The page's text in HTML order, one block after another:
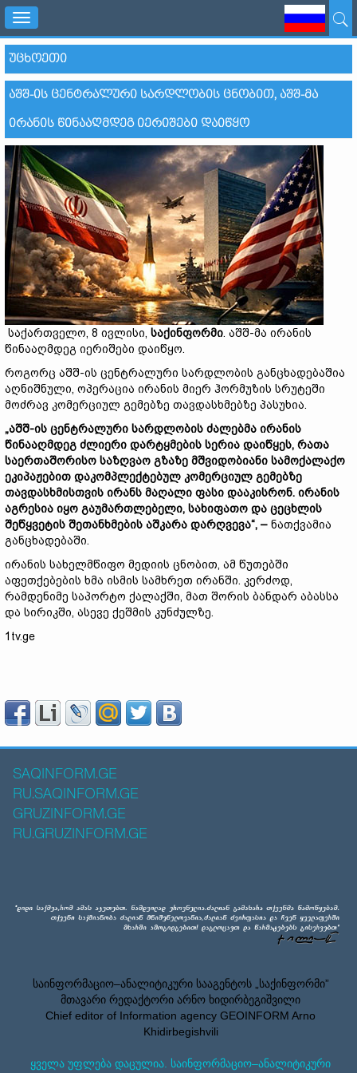
Toggle
navigation
ᲣᲪᲮᲝᲔᲗᲘ
ᲐᲨᲨ-ᲘᲡ ᲪᲔᲜᲢᲠᲐᲚᲣᲠᲘ ᲡᲐᲠᲓᲚᲝᲑᲘᲡ ᲪᲜᲝᲑᲘᲗ, ᲐᲨᲨ-ᲛᲐ
ᲘᲠᲐᲜᲘᲡ ᲬᲘᲜᲐᲐᲦᲛᲓᲔᲒ ᲘᲔᲠᲘᲨᲔᲑᲘ ᲓᲐᲘᲬᲧᲝ
საქართველო, 8 ივლისი, საქინფორმი. აშშ-მა ირანის
წინააღმდეგ იერიშები დაიწყო.
როგორც აშშ-ის ცენტრალური სარდლობის განცხადებაშია
აღნიშნული, ოპერაცია ირანის მიერ ჰორმუზის სრუტეში
მოძრავ კომერციულ გემებზე თავდასხმებზე პასუხია.
„აშშ-ის ცენტრალური სარდლობის ძალებმა ირანის
წინააღმდეგ ძლიერი დარტყმების სერია დაიწყეს, რათა
საერთაშორისო საზღვაო გზაზე მშვიდობიანი სამოქალაქო
ეკიპაჟებით დაკომპლექტებულ კომერციულ გემებზე
თავდასხმისთვის ირანს მაღალი ფასი დააკისრონ. ირანის
აგრესია იყო გაუმართლებელი, სახიფათო და ცეცხლის
შეწყვეტის შეთანხმების აშკარა დარღვევა“, – ნათქვამია
განცხადებაში.
ირანის სახელმწიფო მედიის ცნობით, ამ წუთებში
აფეთქებების ხმა ისმის სამხრეთ ირანში. კერძოდ,
რამდენიმე საპორტო ქალაქში, მათ შორის ბანდარ აბასსა
და სირიკში, ასევე ქეშმის კუნძულზე.
1tv.ge
SAQINFORM.GE
RU.SAQINFORM.GE
GRUZINFORM.GE
RU.GRUZINFORM.GE
საინფორმაციო–ანალიტიკური სააგენტოს „საქინფორმი”
მთავარი რედაქტორი არნო ხიდირბეგიშვილი
Chief editor of Information agency GEOINFORM Arno
Khidirbegishvili
ყველა უფლება დაცულია. საინფორმაციო–ანალიტიკური